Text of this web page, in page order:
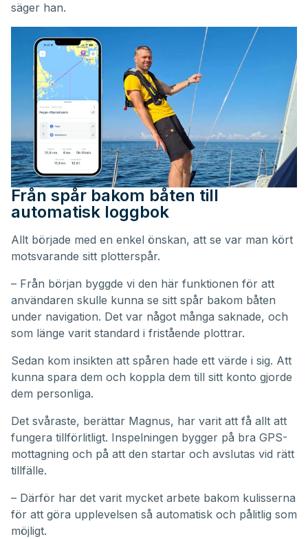
säger han.
Från spår bakom båten till
automatisk loggbok
Allt började med en enkel önskan, att se var man kört
motsvarande sitt plotterspår.
– Från början byggde vi den här funktionen för att
användaren skulle kunna se sitt spår bakom båten
under navigation. Det var något många saknade, och
som länge varit standard i fristående plottrar.
Sedan kom insikten att spåren hade ett värde i sig. Att
kunna spara dem och koppla dem till sitt konto gjorde
dem personliga.
Det svåraste, berättar Magnus, har varit att få allt att
fungera tillförlitligt. Inspelningen bygger på bra GPS-
mottagning och på att den startar och avslutas vid rätt
tillfälle.
– Därför har det varit mycket arbete bakom kulisserna
för att göra upplevelsen så automatisk och pålitlig som
möjligt.